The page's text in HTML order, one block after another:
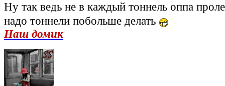
Ну так ведь не в каждый тоннель оппа
надо тоннели побольше делать
Наш домик